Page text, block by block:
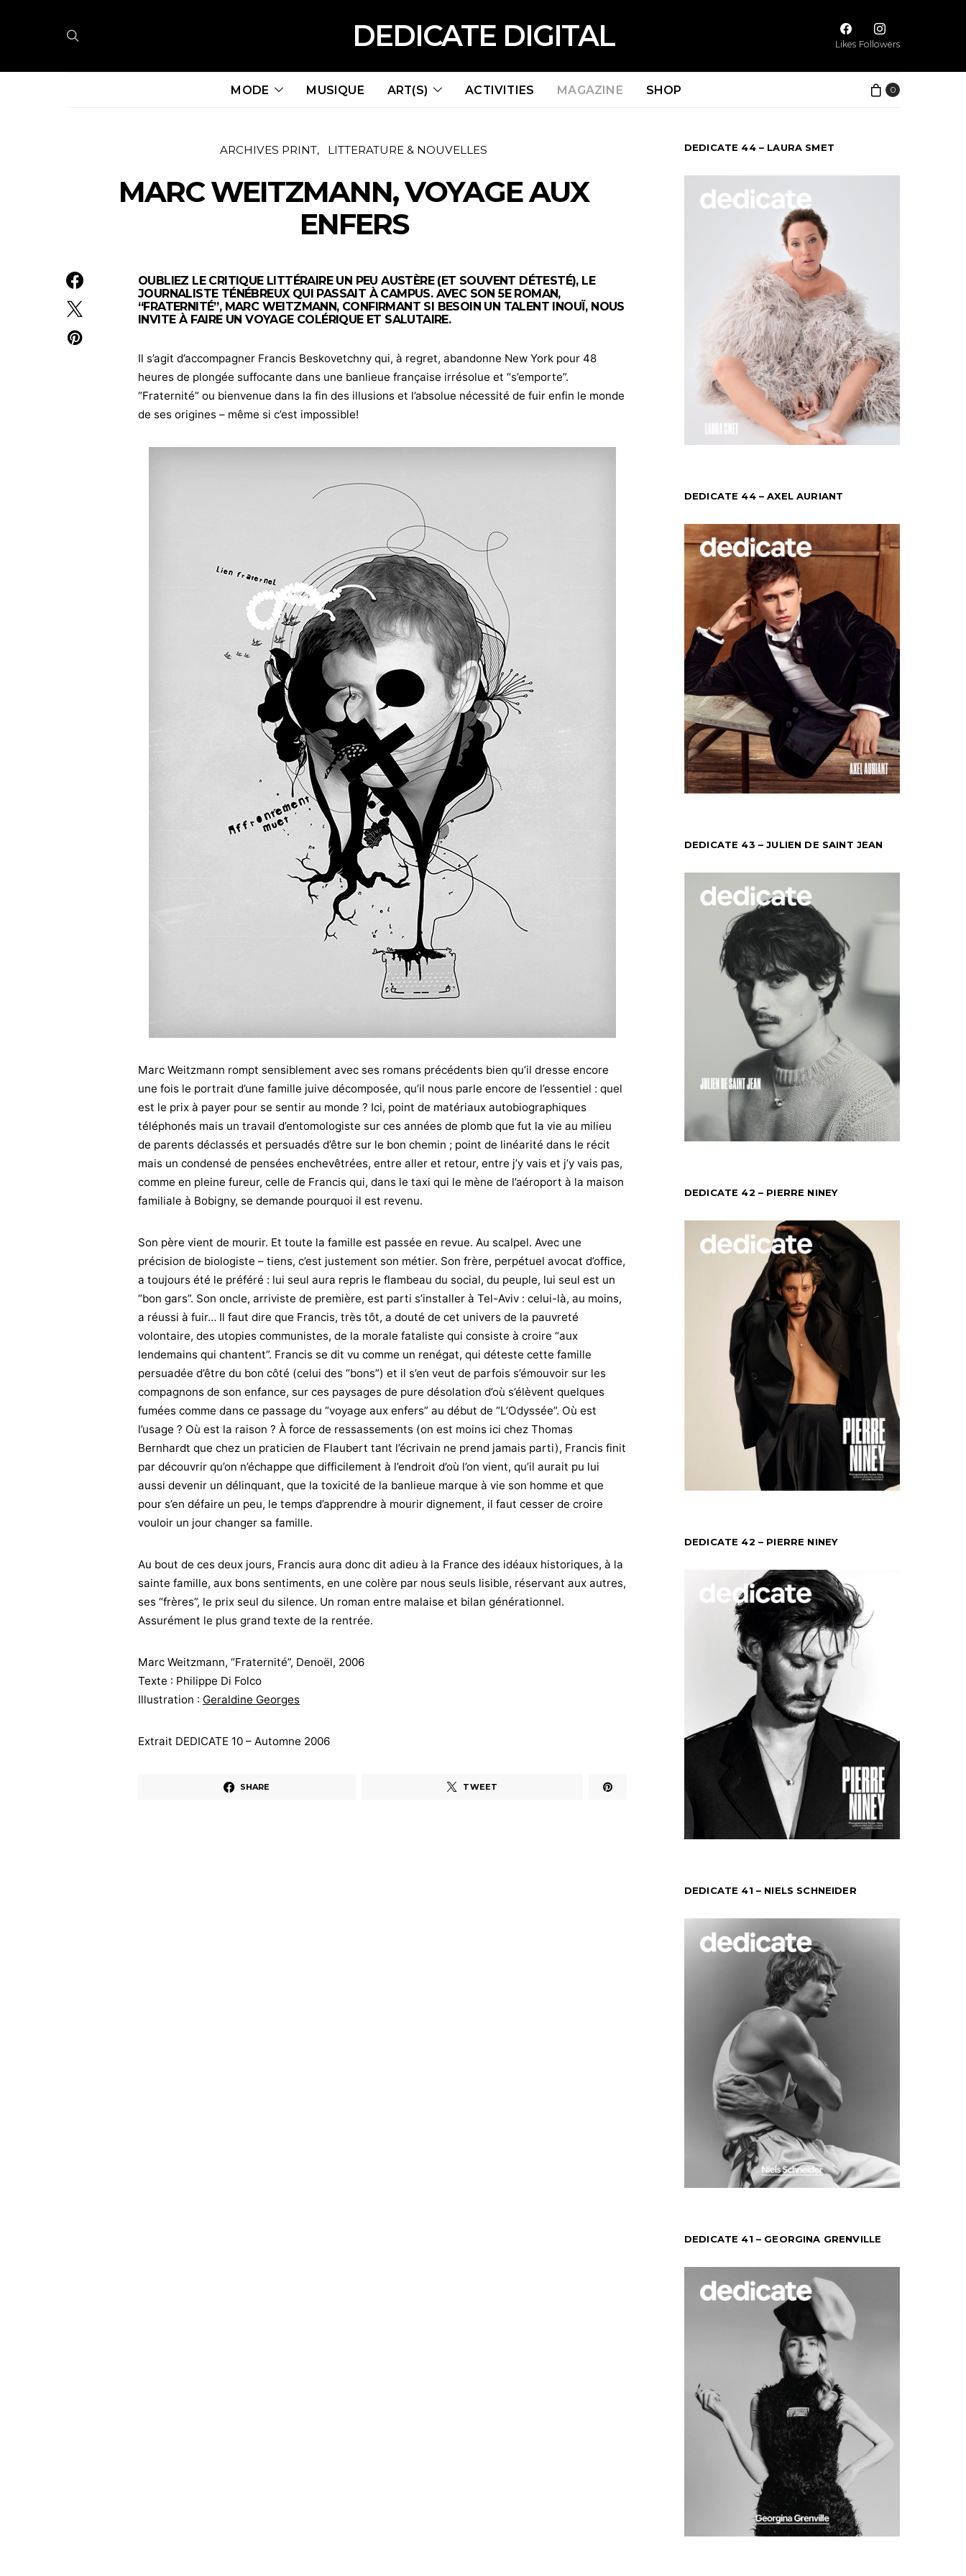
DEDICATE DIGITAL Likes Followers
MODE MUSIQUE ART(S) ACTIVITIES MAGAZINE SHOP 0
ARCHIVES PRINT LITTERATURE & NOUVELLES
MARC WEITZMANN, VOYAGE AUX
ENFERS
OUBLIEZ LE CRITIQUE LITTÉRAIRE UN PEU AUSTÈRE (ET SOUVENT DÉTESTÉ), LE
JOURNALISTE TÉNÉBREUX QUI PASSAIT À CAMPUS. AVEC SON 5E ROMAN,
“FRATERNITÉ”, MARC WEITZMANN, CONFIRMANT SI BESOIN UN TALENT INOUÏ, NOUS
INVITE À FAIRE UN VOYAGE COLÉRIQUE ET SALUTAIRE.
Il s’agit d’accompagner Francis Beskovetchny qui, à regret, abandonne New York pour 48
heures de plongée suffocante dans une banlieue française irrésolue et “s’emporte”.
“Fraternité” ou bienvenue dans la fin des illusions et l’absolue nécessité de fuir enfin le monde
de ses origines – même si c’est impossible!
Marc Weitzmann rompt sensiblement avec ses romans précédents bien qu’il dresse encore
une fois le portrait d’une famille juive décomposée, qu’il nous parle encore de l’essentiel : quel
est le prix à payer pour se sentir au monde ? Ici, point de matériaux autobiographiques
téléphonés mais un travail d’entomologiste sur ces années de plomb que fut la vie au milieu
de parents déclassés et persuadés d’être sur le bon chemin ; point de linéarité dans le récit
mais un condensé de pensées enchevêtrées, entre aller et retour, entre j’y vais et j’y vais pas,
comme en pleine fureur, celle de Francis qui, dans le taxi qui le mène de l’aéroport à la maison
familiale à Bobigny, se demande pourquoi il est revenu.
Son père vient de mourir. Et toute la famille est passée en revue. Au scalpel. Avec une
précision de biologiste – tiens, c’est justement son métier. Son frère, perpétuel avocat d’office,
a toujours été le préféré : lui seul aura repris le flambeau du social, du peuple, lui seul est un
“bon gars”. Son oncle, arriviste de première, est parti s’installer à Tel-Aviv : celui-là, au moins,
a réussi à fuir… Il faut dire que Francis, très tôt, a douté de cet univers de la pauvreté
volontaire, des utopies communistes, de la morale fataliste qui consiste à croire “aux
lendemains qui chantent”. Francis se dit vu comme un renégat, qui déteste cette famille
persuadée d’être du bon côté (celui des “bons”) et il s’en veut de parfois s’émouvoir sur les
compagnons de son enfance, sur ces paysages de pure désolation d’où s’élèvent quelques
fumées comme dans ce passage du “voyage aux enfers” au début de “L’Odyssée”. Où est
l’usage ? Où est la raison ? À force de ressassements (on est moins ici chez Thomas
Bernhardt que chez un praticien de Flaubert tant l’écrivain ne prend jamais parti), Francis finit
par découvrir qu’on n’échappe que difficilement à l’endroit d’où l’on vient, qu’il aurait pu lui
aussi devenir un délinquant, que la toxicité de la banlieue marque à vie son homme et que
pour s’en défaire un peu, le temps d’apprendre à mourir dignement, il faut cesser de croire
vouloir un jour changer sa famille.
Au bout de ces deux jours, Francis aura donc dit adieu à la France des idéaux historiques, à la
sainte famille, aux bons sentiments, en une colère par nous seuls lisible, réservant aux autres,
ses “frères”, le prix seul du silence. Un roman entre malaise et bilan générationnel.
Assurément le plus grand texte de la rentrée.
Marc Weitzmann, “Fraternité”, Denoël, 2006
Texte : Philippe Di Folco
Illustration : Geraldine Georges
Extrait DEDICATE 10 – Automne 2006
SHARE TWEET
DEDICATE 44 – LAURA SMET
DEDICATE 44 – AXEL AURIANT
DEDICATE 43 – JULIEN DE SAINT JEAN
DEDICATE 42 – PIERRE NINEY
DEDICATE 42 – PIERRE NINEY
DEDICATE 41 – NIELS SCHNEIDER
DEDICATE 41 – GEORGINA GRENVILLE